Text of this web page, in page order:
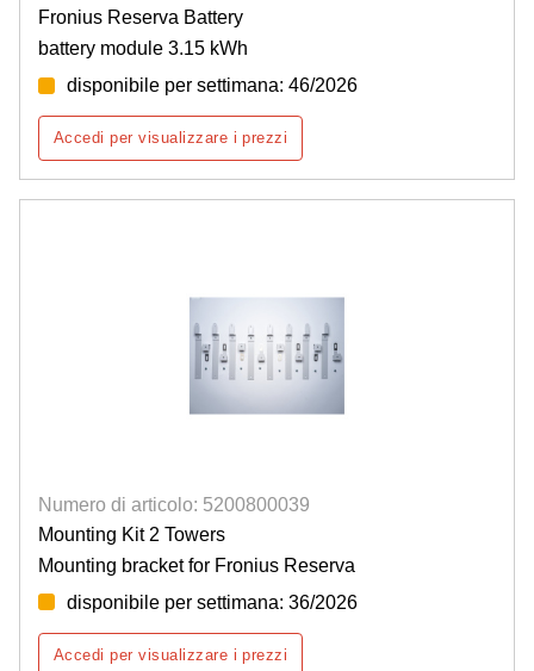
Fronius Reserva Battery
battery module 3.15 kWh
disponibile per settimana: 46/2026
Accedi per visualizzare i prezzi
Numero di articolo: 5200800039
Mounting Kit 2 Towers
Mounting bracket for Fronius Reserva
disponibile per settimana: 36/2026
Accedi per visualizzare i prezzi